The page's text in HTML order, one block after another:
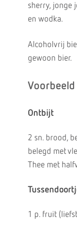
sherry, jonge
en wodka.
Alcoholvrij
gewoon bier.
Ontbijt
2 sn. brood,
belegd met
Thee met
1 p. fruit